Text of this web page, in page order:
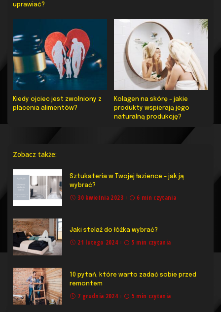
uprawiać?
Kiedy ojciec jest zwolniony z
płacenia alimentów?
Kolagen na skórę – jakie
produkty wspierają jego
naturalną produkcję?
Zobacz także:
Sztukateria w Twojej łazience – jak ją
wybrać?
30 kwietnia 2023 6 min czytania
Jaki stelaż do łóżka wybrać?
21 lutego 2024 5 min czytania
10 pytań, które warto zadać sobie przed
remontem
7 grudnia 2024 5 min czytania